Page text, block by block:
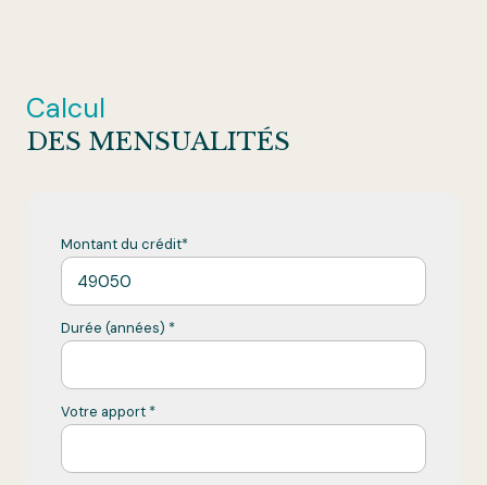
Calcul
DES MENSUALITÉS
Montant du crédit*
Durée (années) *
Votre apport *